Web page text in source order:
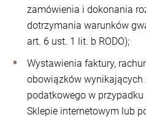
zamówienia i dokonania
dotrzymania warunków
art. 6 ust. 1 lit. b RODO);
Wystawienia faktury,
obowiązków wynikających
podatkowego w
Sklepie internetowym lub